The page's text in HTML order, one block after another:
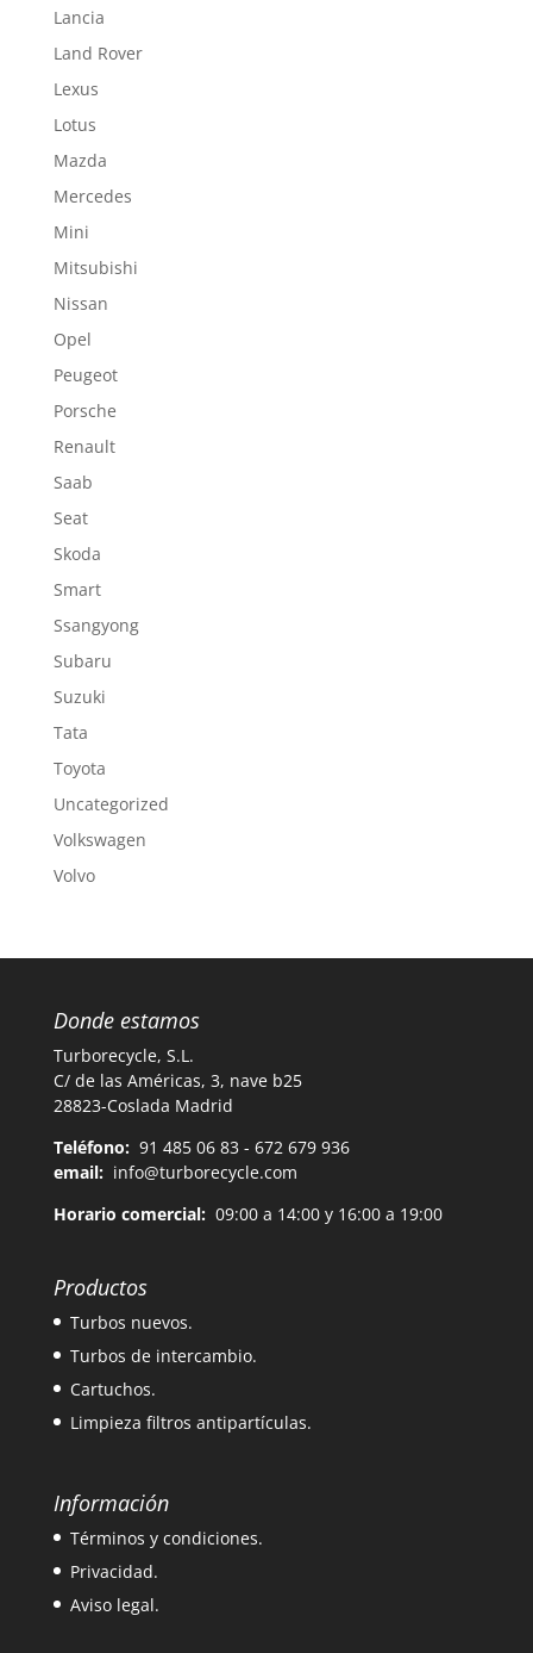
Lancia
Land Rover
Lexus
Lotus
Mazda
Mercedes
Mini
Mitsubishi
Nissan
Opel
Peugeot
Porsche
Renault
Saab
Seat
Skoda
Smart
Ssangyong
Subaru
Suzuki
Tata
Toyota
Uncategorized
Volkswagen
Volvo
Donde estamos
Turborecycle, S.L.
C/ de las Américas, 3, nave b25
28823-Coslada Madrid
Teléfono: 91 485 06 83 - 672 679 936
email: info@turborecycle.com
Horario comercial:09:00 a 14:00 y 16:00 a 19:00
Productos
Turbos nuevos.
Turbos de intercambio.
Cartuchos.
Limpieza filtros antipartículas.
Información
Términos y condiciones.
Privacidad.
Aviso legal.